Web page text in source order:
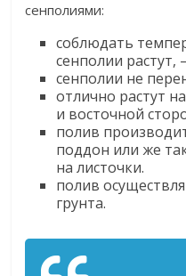
сенполиями:
соблюдать
сенполии растут,
сенполии не
отлично растут
и восточной
полив
поддон или же
на листочки.
полив
грунта.